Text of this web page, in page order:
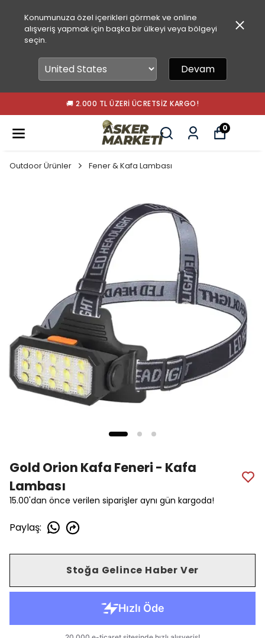
Konumunuza özel içerikleri görmek ve online
alışveriş yapmak için başka bir ülkeyi veya bölgeyi
seçin.
Devam
🚚 2.000 TL ÜZERI ÜCRETSIZ KARGO!
0
Outdoor Ürünler Fener & Kafa Lambası
Gold Orion Kafa Feneri - Kafa
Lambası
15.00'dan önce verilen siparişler aynı gün kargoda!
Paylaş:
Stoğa Gelince Haber Ver